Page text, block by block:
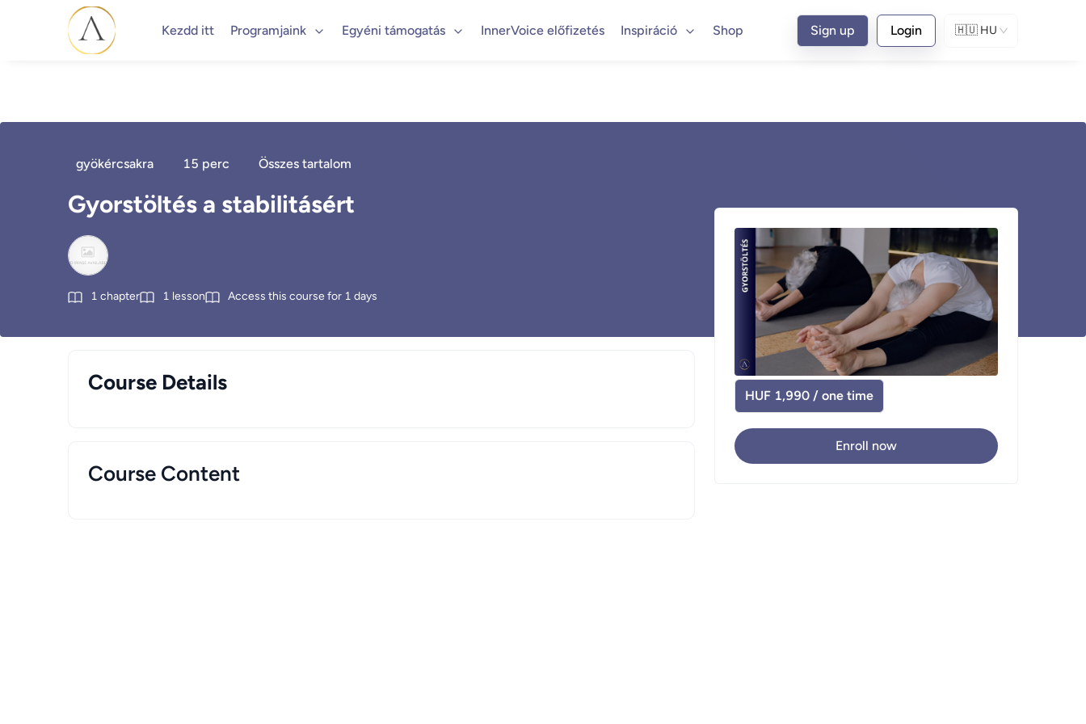
Kezdd itt Programjaink Egyéni támogatás InnerVoice előfizetés Inspiráció Shop Sign up Login 🇭🇺 HU
gyökércsakra 15 perc Összes tartalom
Gyorstöltés a stabilitásért
1 chapter 1 lesson Access this course for 1 days
Course Details
Course Content
HUF 1,990 / one time
Enroll now